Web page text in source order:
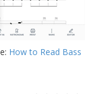
How to Read Bass